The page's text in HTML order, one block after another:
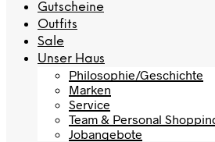
Gutscheine
Outfits
Sale
Unser Haus
Philosophie/Geschichte
Marken
Service
Team & Personal
Jobangebote